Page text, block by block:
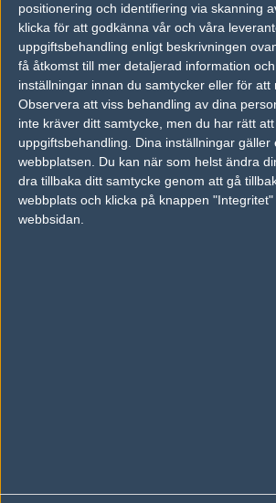
positionering och identifiering via skanning
klicka för att godkänna vår och våra
uppgiftsbehandling enligt beskrivningen
få åtkomst till mer detaljerad information
inställningar innan du samtycker eller för att
Observera att viss behandling av dina
inte kräver ditt samtycke, men du har rätt
uppgiftsbehandling. Dina inställningar gäller
webbplatsen. Du kan när som helst ändra
dra tillbaka ditt samtycke genom att gå
webbplats och klicka på knappen
webbsidan.
Inga spelade matcher
Följ oss i social media
Följ oss på Facebook
Följ oss på Twitter
Följ oss på Instagram
Följ oss på Twitch